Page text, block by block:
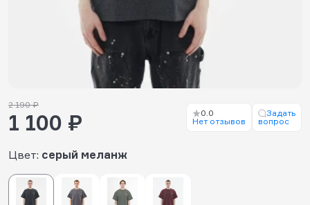
Цвет: серый меланж
2 190 ₽
1 100 ₽
0.0
Нет отзывов
Задать
вопрос